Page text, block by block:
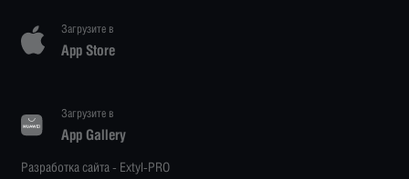
Загрузите в
App Store
Загрузите в
App Gallery
Разработка сайта - Extyl-PRO